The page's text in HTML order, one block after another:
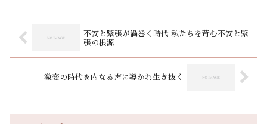
不安と緊張が渦巻く時代 私たちを苛む不安と緊
張の根源
激変の時代を内なる声に導かれ生き抜く